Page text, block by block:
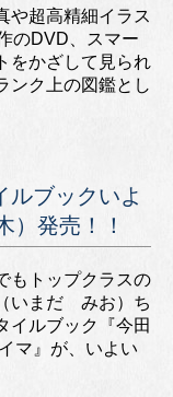
や超高精細イラス
のDVD、スマー
をかざして見られ
ンク上の図鑑とし
ルブックいよ
）発売！！
もトップクラスの
いまだ みお）ち
イルブック『今田
マ』が、いよい